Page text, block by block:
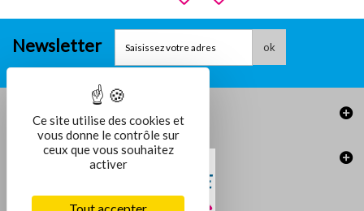
Newsletter ok
Informations
Ce site utilise des cookies et
vous donne le contrôle sur
ceux que vous souhaitez
activer